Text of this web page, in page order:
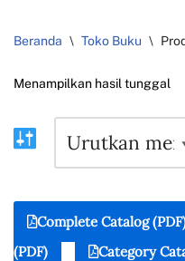
Beranda \ Toko Buku \
Menampilkan hasil tunggal
Complete Catalog
(PDF)
Category